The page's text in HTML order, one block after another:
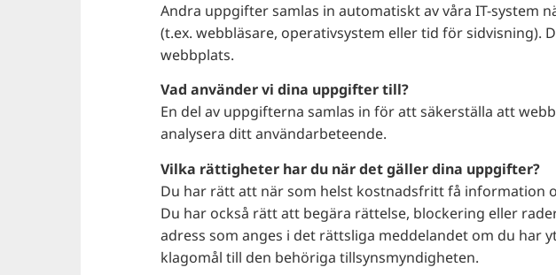
Andra uppgifter samlas in automatiskt av våra IT-system
(t.ex. webbläsare, operativsystem eller tid för sidvisning).
webbplats.
Vad använder vi dina uppgifter till?
En del av uppgifterna samlas in för att säkerställa att
analysera ditt användarbeteende.
Vilka rättigheter har du när det gäller dina uppgifter?
Du har rätt att när som helst kostnadsfritt få information
Du har också rätt att begära rättelse, blockering eller
adress som anges i det rättsliga meddelandet om du
klagomål till den behöriga tillsynsmyndigheten.